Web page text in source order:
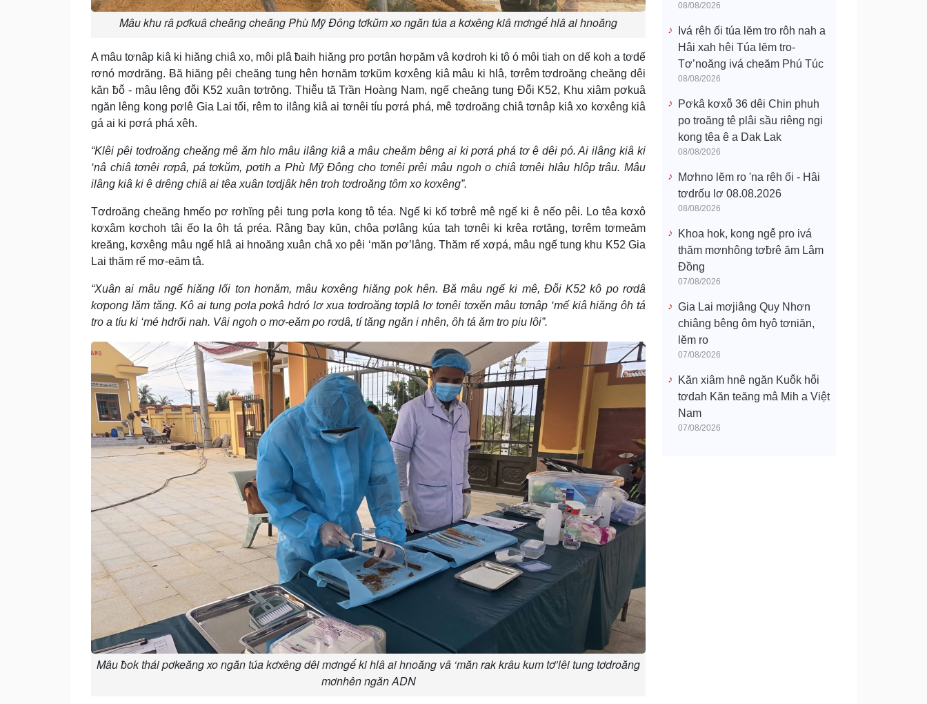
Mâu khu râ pơkuâ cheăng cheăng Phù Mỹ Đông tơkŭm xo ngăn túa a kơxêng kiâ mơngế hlâ ai hnoăng
A mâu tơnâp kiâ ki hiăng chiâ xo, môi plâ ƀaih hiăng pro pơtân hơpăm vâ kơdroh ki tô ó môi tiah on dế koh a tơdế
rơnó mơdrăng. Ƀă hiăng pêi cheăng tung hên hơnăm tơkŭm kơxêng kiâ mâu ki hlâ, tơrêm tơdroăng cheăng dêi
kăn ƀô̆ - mâu lêng đô̆i K52 xuân tơtrŏng. Thiê̆u tă Trần Hoàng Nam, ngế cheăng tung Đô̆i K52, Khu xiâm pơkuâ
ngăn lêng kong pơlê Gia Lai tối, rêm to ilâng kiâ ai tơnêi tíu pơrá phá, mê tơdroăng chiâ tơnâp kiâ xo kơxêng kiâ
gá ai ki pơrá phá xêh.
“Klêi pêi tơdroăng cheăng mê ăm hlo mâu ilâng kiâ a mâu cheăm bêng ai ki pơrá phá tơ ê dêi pó. Ai ilâng kiâ ki
‘nâ chiâ tơnêi rơpâ, pá tơkŭm, pơtih a Phù Mỹ Đông cho tơnêi prêi mâu ngoh o chiâ tơnêi hlâu hlôp trâu. Mâu
ilâng kiâ ki ê drêng chiâ ai têa xuân tơdjâk hên troh tơdroăng tôm xo kơxêng”.
Tơdroăng cheăng hmếo pơ rơhĭng pêi tung pơla kong tô téa. Ngế ki kố tơbrê mê ngế ki ê nếo pêi. Lo têa kơxô
kơxâm kơchoh tâi ếo la ôh tá préa. Râng ƀay kŭn, chôa pơlâng kúa tah tơnêi ki krêa rơtăng, tơrêm tơmeăm
kreăng, kơxêng mâu ngế hlâ ai hnoăng xuân châ xo pêi ‘măn pơ’lâng. Thăm rế xơpá, mâu ngế tung khu K52 Gia
Lai thăm rế mơ-eăm tâ.
“Xuân ai mâu ngế hiăng lối ton hơnăm, mâu kơxêng hiăng pok hên. Ƀă mâu ngế ki mê, Đô̆i K52 kô po rơdâ
kơpong lăm tăng. Kô ai tung pơla pơkâ hdró lơ xua tơdroăng tơplâ lơ tơnêi tơxĕn mâu tơnâp ‘mế kiâ hiăng ôh tá
tro a tíu ki ‘mé hdrối nah. Vâi ngoh o mơ-eăm po rơdâ, tí tăng ngăn i nhên, ôh tá ăm tro piu lôi”.
Mâu ƀok thái pơkeăng xo ngăn túa kơxêng dêi mơngế ki hlâ ai hnoăng vâ ‘măn rak krâu kum tơ’lêi tung tơdroăng
mơnhên ngăn ADN
08/08/2026
Ivá rêh ối túa lĕm tro rôh nah a
Hâi xah hêi Túa lĕm tro-
Tơ’noăng ivá cheăm Phú Túc
08/08/2026
Pơkâ kơxô̆ 36 dêi Chin phuh
po troăng tê plâi sầu riêng ngi
kong têa ê a Dak Lak
08/08/2026
Mơhno lĕm ro 'na rêh ối - Hâi
tơdrốu lơ 08.08.2026
08/08/2026
Khoa hok, kong ngê̆ pro ivá
thăm mơnhông tơƀrê ăm Lâm
Đồng
07/08/2026
Gia Lai mơjiâng Quy Nhơn
chiâng bêng ôm hyô tơniăn,
lĕm ro
07/08/2026
Kăn xiâm hnê ngăn Kuô̆k hô̆i
tơdah Kăn teăng mâ Mih a Việt
Nam
07/08/2026